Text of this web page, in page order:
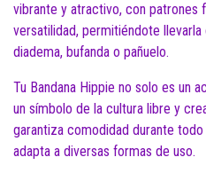
vibrante y atractivo, con patrones
versatilidad, permitiéndote
diadema, bufanda o pañuelo.
Tu Bandana Hippie no solo es un
un símbolo de la cultura libre y
garantiza comodidad durante
adapta a diversas formas de uso.